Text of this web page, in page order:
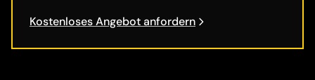
Kostenloses Angebot anfordern